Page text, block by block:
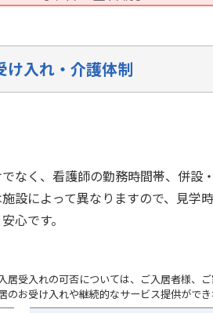
け入れ・介護体制
なく、看護師の勤務時間帯、併
設によって異なりますので、見学
心です。
居受入れの可否については、ご入居者様
お受け入れや継続的なサービス提供がで